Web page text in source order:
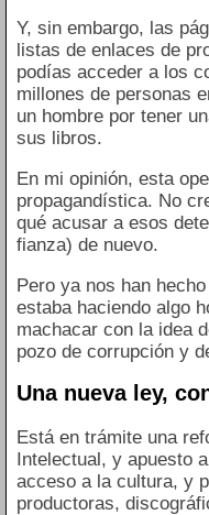
Y, sin embargo, las
listas de enlaces de
podías acceder a los
millones de personas
un hombre por tener
sus libros.
En mi opinión, esta
propagandística. No
qué acusar a esos
fianza) de nuevo.
Pero ya nos han
estaba haciendo algo
machacar con la idea
pozo de corrupción y
Una nueva ley,
Está en trámite una
Intelectual, y apuesto
acceso a la cultura, y
productoras,